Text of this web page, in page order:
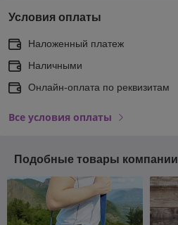
Условия оплаты
Наложенный платеж
Наличными
Онлайн-оплата по реквизитам
Все условия оплаты
Подобные товары компании